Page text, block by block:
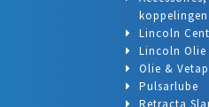
koppelingen
Lincoln
Lincoln
Olie &
Pulsarlube
Retracta